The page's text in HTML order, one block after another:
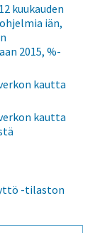
kuukauden
iän,
2015, %-
kautta
kautta
-tilaston